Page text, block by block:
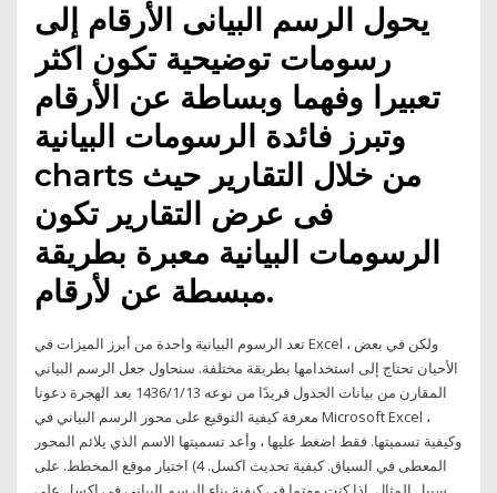
يحول الرسم البيانى الأرقام إلى
رسومات توضيحية تكون اكثر
تعبيرا وفهما وبساطة عن الأرقام
وتبرز فائدة الرسومات البيانية
charts من خلال التقارير حيث
فى عرض التقارير تكون
الرسومات البيانية معبرة بطريقة
مبسطة عن لأرقام.
تعد الرسوم البيانية واحدة من أبرز الميزات في Excel ، ولكن في بعض
الأحيان تحتاج إلى استخدامها بطريقة مختلفة. سنحاول جعل الرسم البياني
المقارن من بيانات الجدول فريدًا من نوعه 13‏‏/1‏‏/1436 بعد الهجرة دعونا
معرفة كيفية التوقيع على محور الرسم البياني في Microsoft Excel ،
وكيفية تسميتها. فقط اضغط عليها ، وأعد تسميتها الاسم الذي يلائم المحور
المعطى في السياق. كيفية تحديث اكسل. 4) اختيار موقع المخطط. على